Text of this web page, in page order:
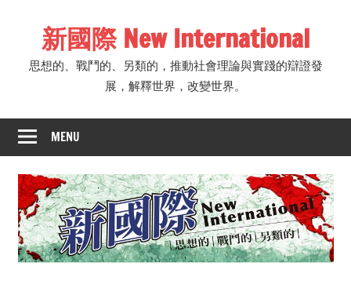
新國際 New International
思想的、戰鬥的、另類的，推動社會理論與實踐的辯證發
展，解釋世界，改變世界。
MENU